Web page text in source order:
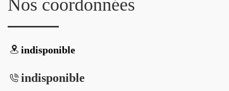
Nos coordonnées
indisponible
indisponible